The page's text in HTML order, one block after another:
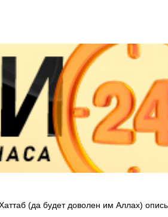
(да будет доволен им Аллах)